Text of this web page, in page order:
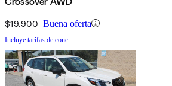
$19,900 Buena oferta
Incluye tarifas de conc.